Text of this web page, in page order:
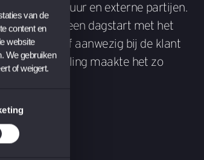
van de
content en
website
We gebruiken
of weigert.
ze met bestuur en externe partijen.
begon met een dagstart met het
was ik actief aanwezig bij de klant
en afwisseling maakte het zo